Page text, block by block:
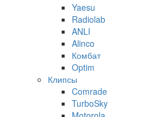
Yaesu
Radiolab
ANLI
Alinco
Комбат
Optim
Клипсы
Comrade
TurboSky